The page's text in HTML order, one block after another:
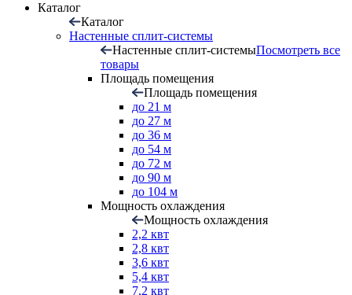
Каталог
Каталог
Настенные сплит-системы
Настенные сплит-системыПосмотреть все
товары
Площадь помещения
Площадь помещения
до 21 м
до 27 м
до 36 м
до 54 м
до 72 м
до 90 м
до 104 м
Мощность охлаждения
Мощность охлаждения
2,2 квт
2,8 квт
3,6 квт
5,4 квт
7,2 квт